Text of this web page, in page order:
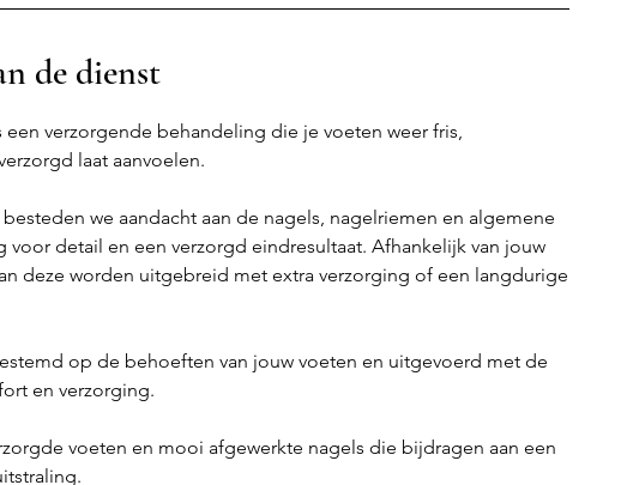
de dienst
een verzorgende behandeling die je voeten weer fris,
laat aanvoelen.
we aandacht aan de nagels, nagelriemen en algemene
detail en een verzorgd eindresultaat. Afhankelijk van jouw
deze worden uitgebreid met extra verzorging of een langdurige
op de behoeften van jouw voeten en uitgevoerd met de
en verzorging.
voeten en mooi afgewerkte nagels die bijdragen aan een